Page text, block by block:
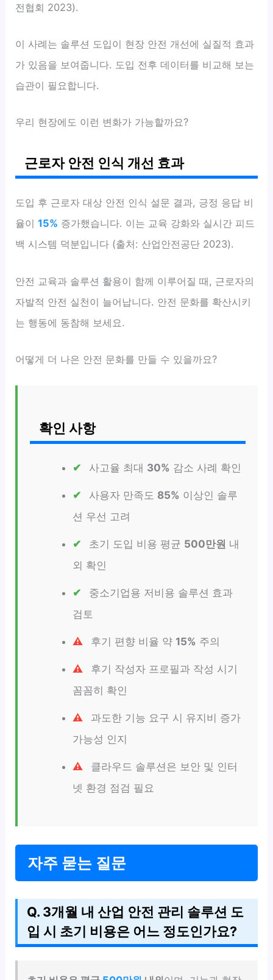
전협회 2023).
이 사례는 솔루션 도입이 현장 안전 개선에 실질적 효과
가 있음을 보여줍니다. 도입 전후 데이터를 비교해 보는
습관이 필요합니다.
우리 현장에도 이런 변화가 가능할까요?
근로자 안전 인식 개선 효과
도입 후 근로자 대상 안전 인식 설문 결과, 긍정 응답 비
율이15% 증가했습니다. 이는 교육 강화와 실시간 피드
백 시스템 덕분입니다 (출처: 산업안전공단 2023).
안전 교육과 솔루션 활용이 함께 이루어질 때, 근로자의
자발적 안전 실천이 늘어납니다. 안전 문화를 확산시키
는 행동에 동참해 보세요.
어떻게 더 나은 안전 문화를 만들 수 있을까요?
확인 사항
사고율 최대 30% 감소 사례 확인
사용자 만족도 85% 이상인 솔루
션 우선 고려
초기 도입 비용 평균 500만원 내
외 확인
중소기업용 저비용 솔루션 효과
검토
후기 편향 비율 약 15% 주의
후기 작성자 프로필과 작성 시기
꼼꼼히 확인
과도한 기능 요구 시 유지비 증가
가능성 인지
클라우드 솔루션은 보안 및 인터
넷 환경 점검 필요
자주 묻는 질문
Q. 3개월 내 산업 안전 관리 솔루션 도
입 시 초기 비용은 어느 정도인가요?